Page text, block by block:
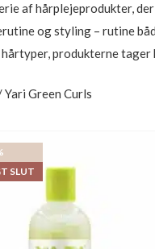
af hårplejeprodukter,
og styling – rutine
produkterne tager
Yari Green Curls
SLUT